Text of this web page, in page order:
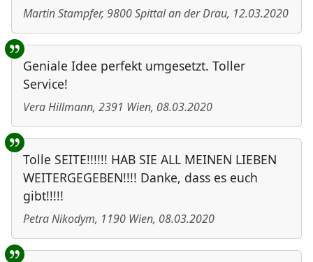
Martin Stampfer, 9800Spittal an der Drau, 12.03.2020
Geniale Idee perfekt umgesetzt. Toller
Service!
Vera Hillmann, 2391 Wien, 08.03.2020
Tolle SEITE!!!!!! HAB SIE ALL MEINEN LIEBEN
WEITERGEGEBEN!!!! Danke, dass es euch
gibt!!!!!
Petra Nikodym, 1190 Wien, 08.03.2020